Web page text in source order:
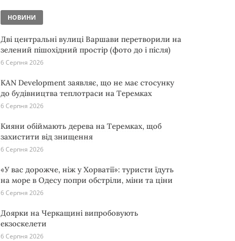
НОВИНИ
Дві центральні вулиці Варшави перетворили на
зелений пішохідний простір (фото до і після)
6 Серпня 2026
KAN Development заявляє, що не має стосунку
до будівництва теплотраси на Теремках
6 Серпня 2026
Кияни обіймають дерева на Теремках, щоб
захистити від знищення
6 Серпня 2026
«У вас дорожче, ніж у Хорватії»: туристи їдуть
на море в Одесу попри обстріли, міни та ціни
6 Серпня 2026
Доярки на Черкащині випробовують
екзоскелети
6 Серпня 2026